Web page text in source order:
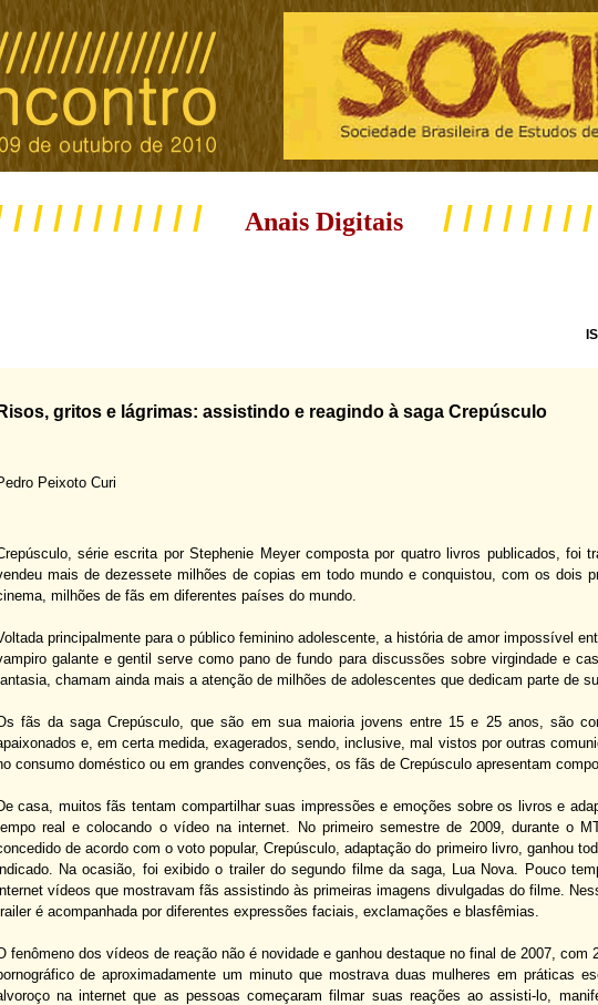
/ / / / / / / / / / Anais Digitais / / / / / / /
Risos, gritos e lágrimas: assistindo e reagindo à saga Crepúsculo
Peixoto Curi
série escrita por Stephenie Meyer composta por quatro livros publicados, foi
mais de dezessete milhões de copias em todo mundo e conquistou, com os dois
milhões de fãs em diferentes países do mundo.
principalmente para o público feminino adolescente, a história de amor impossível
galante e gentil serve como pano de fundo para discussões sobre virgindade e
chamam ainda mais a atenção de milhões de adolescentes que dedicam parte de
fãs da saga Crepúsculo, que são em sua maioria jovens entre 15 e 25 anos, são
e, em certa medida, exagerados, sendo, inclusive, mal vistos por outras
consumo doméstico ou em grandes convenções, os fãs de Crepúsculo apresentam
casa, muitos fãs tentam compartilhar suas impressões e emoções sobre os livros e
real e colocando o vídeo na internet. No primeiro semestre de 2009, durante o
de acordo com o voto popular, Crepúsculo, adaptação do primeiro livro, ganhou
Na ocasião, foi exibido o trailer do segundo filme da saga, Lua Nova. Pouco
vídeos que mostravam fãs assistindo às primeiras imagens divulgadas do filme.
é acompanhada por diferentes expressões faciais, exclamações e blasfêmias.
fenômeno dos vídeos de reação não é novidade e ganhou destaque no final de 2007, com
de aproximadamente um minuto que mostrava duas mulheres em práticas
na internet que as pessoas começaram filmar suas reações ao assisti-lo,